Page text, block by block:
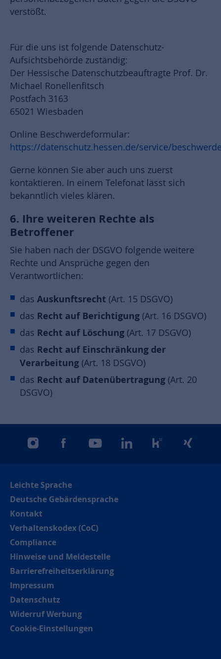
verstößt.
Für die uns ist folgende Datenschutz-
Aufsichtsbehörde zuständig:
Der Hessische Datenschutzbeauftragte Prof. Dr.
Michael Ronellenfitsch
Postfach 3163
65021 Wiesbaden
Online Beschwerdeformular:
https://datenschutz.hessen.de/service/
Gerne können Sie aber auch uns zuerst
kontaktieren. In einem Telefonat lässt sich
bekanntlich vieles klären.
6. Ihre weiteren Rechte als
Betroffener
Sie haben nach der DSGVO folgende weitere
Rechte und Ansprüche gegen den
Verantwortlichen:
das Auskunftsrecht (Art. 15 DSGVO)
das Recht auf Berichtigung (Art. 16 DSGVO)
das Recht auf Löschung (Art. 17 DSGVO)
das Recht auf Einschränkung der
Verarbeitung (Art. 18 DSGVO)
das Recht auf Datenübertragung (Art. 20
DSGVO)
instagramfacebookyoutubelinkedinkununuxing
Leichte Sprache
Deutsche Gebärdensprache
Kontakt
Verhaltenskodex (CoC)
Compliance
Hinweise und Meldestelle
Barrierefreiheitserklärung
Impressum
Datenschutz
Widerruf Werbung
Cookie-Einstellungen